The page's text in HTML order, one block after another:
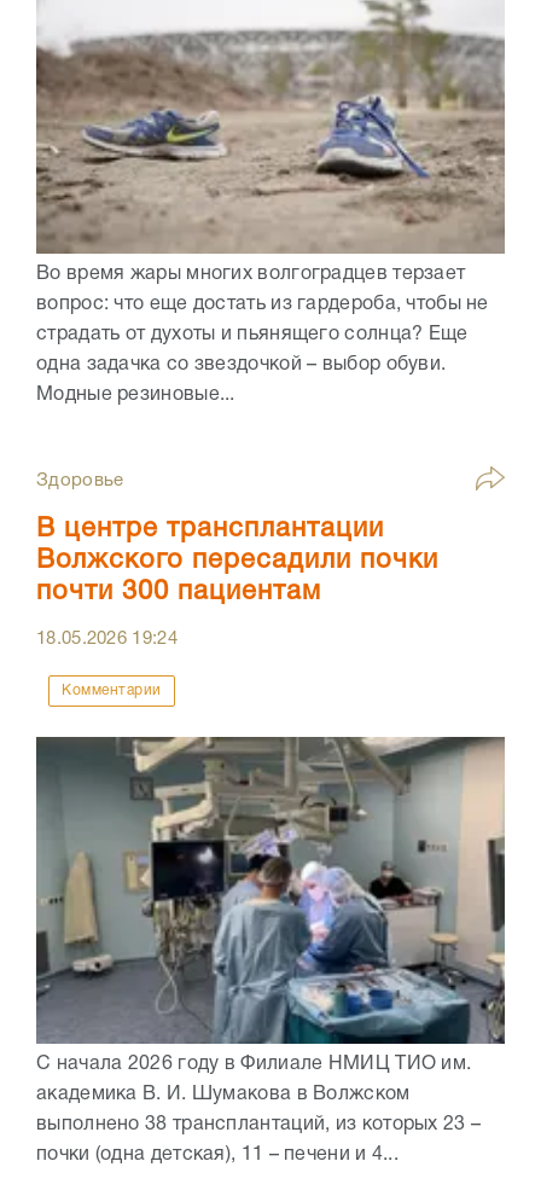
Во время жары многих волгоградцев терзает
вопрос: что еще достать из гардероба, чтобы не
страдать от духоты и пьянящего солнца? Еще
одна задачка со звездочкой – выбор обуви.
Модные резиновые...
Здоровье
В центре трансплантации
Волжского пересадили почки
почти 300 пациентам
18.05.2026 19:24
Комментарии
С начала 2026 году в Филиале НМИЦ ТИО им.
академика В. И. Шумакова в Волжском
выполнено 38 трансплантаций, из которых 23 –
почки (одна детская), 11 – печени и 4...